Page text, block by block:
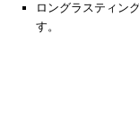
ロングラスティン
す。